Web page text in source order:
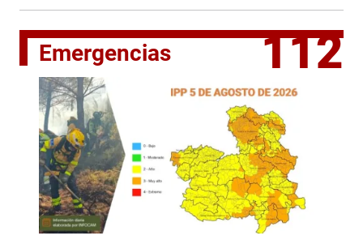
Emergencias 112